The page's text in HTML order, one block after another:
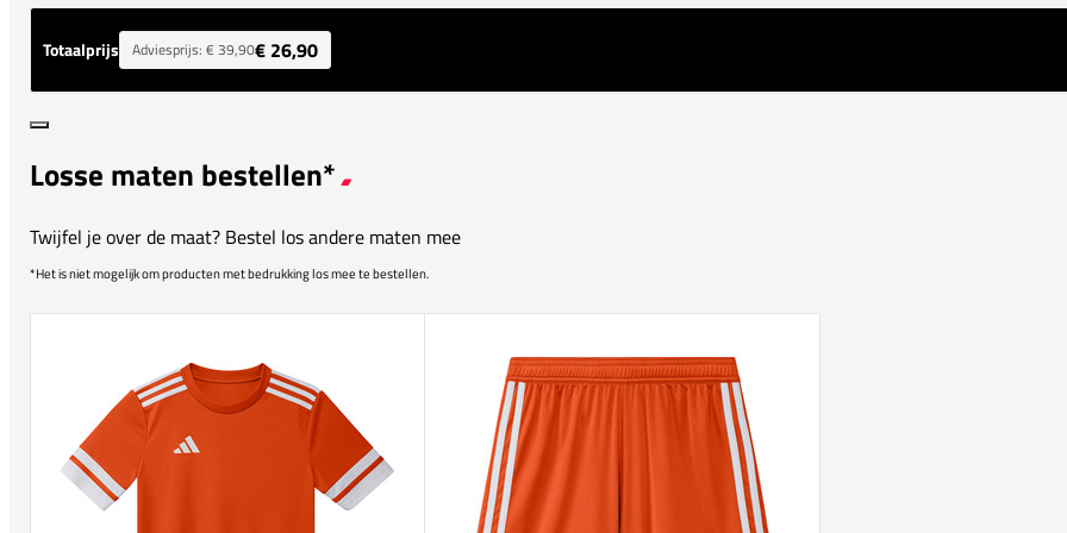
Totaalprijs Adviesprijs: € 39,90€ 26,90
Losse maten bestellen*
Twijfel je over de maat? Bestel los andere maten mee
*Het is niet mogelijk om producten met bedrukking los mee te bestellen.